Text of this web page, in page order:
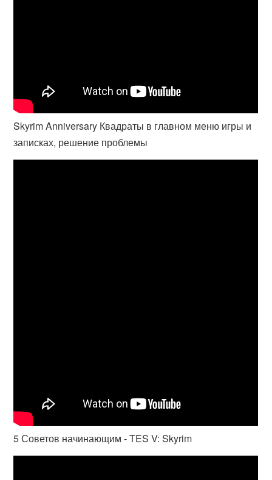
Skyrim Anniversary Квадраты в главном меню игры и
записках, решение проблемы
5 Советов начинающим - TES V: Skyrim